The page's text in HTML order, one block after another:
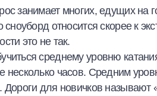
занимает многих, едущих
сноуборд относится скорее к
это не так.
среднему уровню
несколько часов. Средним
Дороги для новичков